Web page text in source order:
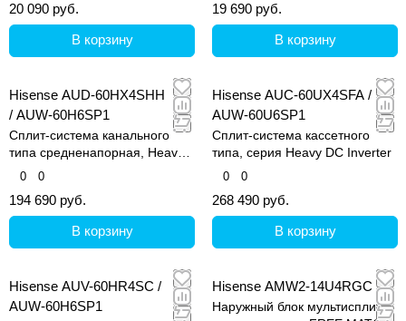
20 090 руб.
В корзину
19 690 руб.
В корзину
Hisense AUD-60HX4SHH
/ AUW-60H6SP1
Сплит-система канального
типа средненапорная, Heavy
Classic
0 0
194 690 руб.
В корзину
Hisense AUC-60UX4SFA /
AUW-60U6SP1
Сплит-система кассетного
типа, серия Heavy DC Inverter
0 0
268 490 руб.
В корзину
Hisense AUV-60HR4SC /
AUW-60H6SP1
Hisense AMW2-14U4RGC
Наружный блок мультисплит-